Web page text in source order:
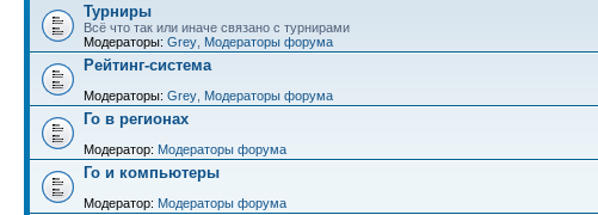
Турниры
Всё что так или иначе связано с турнирами
Модераторы: Grey Модераторы форума
Рейтинг-система
Модераторы: Grey Модераторы форума
Го в регионах
Модератор: Модераторы форума
Го и компьютеры
Модератор: Модераторы форума